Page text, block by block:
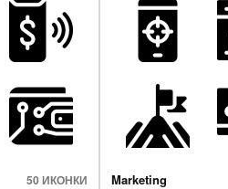
50 ИКОНКИ Marketing